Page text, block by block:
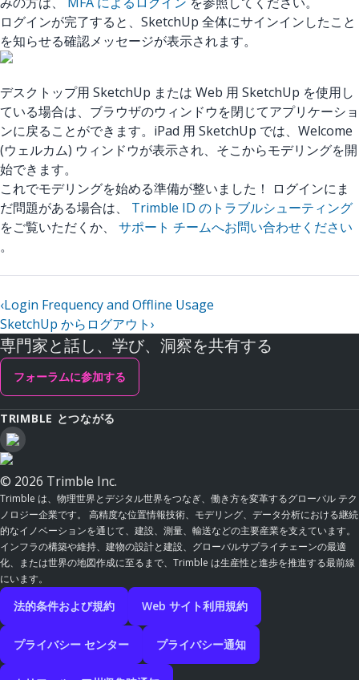
ログインが完了すると、SketchUp 全体にサインインしたこと
を知らせる確認メッセージが表示されます。
デスクトップ用 SketchUp または Web 用 SketchUp を使用し
ている場合は、ブラウザのウィンドウを閉じてアプリケーショ
ンに戻ることができます。iPad 用 SketchUp では、Welcome
(ウェルカム) ウィンドウが表示され、そこからモデリングを開
始できます。
これでモデリングを始める準備が整いました！ ログインにま
だ問題がある場合は、 Trimble ID のトラブルシューティング
をご覧いただくか、 サポート チームへお問い合わせください
。
‹Login Frequency and Offline Usage
SketchUp からログアウト›
専門家と話し、学び、洞察を共有する
フォーラムに参加する
TRIMBLE とつながる
© 2026 Trimble Inc.
Trimble は、物理世界とデジタル世界をつなぎ、働き方を変革するグローバル テク
ノロジー企業です。 高精度な位置情報技術、モデリング、データ分析における継続
的なイノベーションを通じて、建設、測量、輸送などの主要産業を支えています。
インフラの構築や維持、建物の設計と建設、グローバルサプライチェーンの最適
化、または世界の地図作成に至るまで、Trimble は生産性と進歩を推進する最前線
にいます。
法的条件および規約 Web サイト利用規約
プライバシー センター プライバシー通知